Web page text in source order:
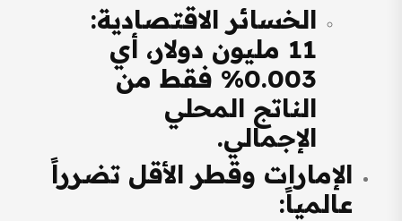
الخسائر الاقتصادية:
11 مليون دولار، أي
0.003% فقط من
الناتج المحلي
الإجمالي.
الإمارات وقطر الأقل تضرراً
عالمياً: